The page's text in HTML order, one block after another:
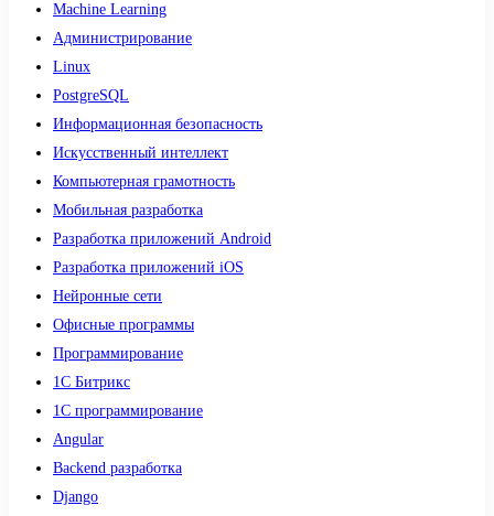
Machine Learning
Администрирование
Linux
PostgreSQL
Информационная безопасность
Искусственный интеллект
Компьютерная грамотность
Мобильная разработка
Разработка приложений Android
Разработка приложений iOS
Нейронные сети
Офисные программы
Программирование
1С Битрикс
1С программирование
Angular
Backend разработка
Django